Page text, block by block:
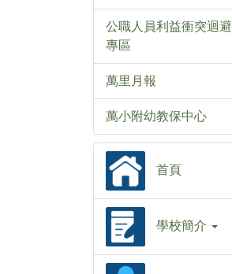
公職人員利益衝突迴避
專區
萬里月報
萬小附幼教保中心
首頁
學校簡介